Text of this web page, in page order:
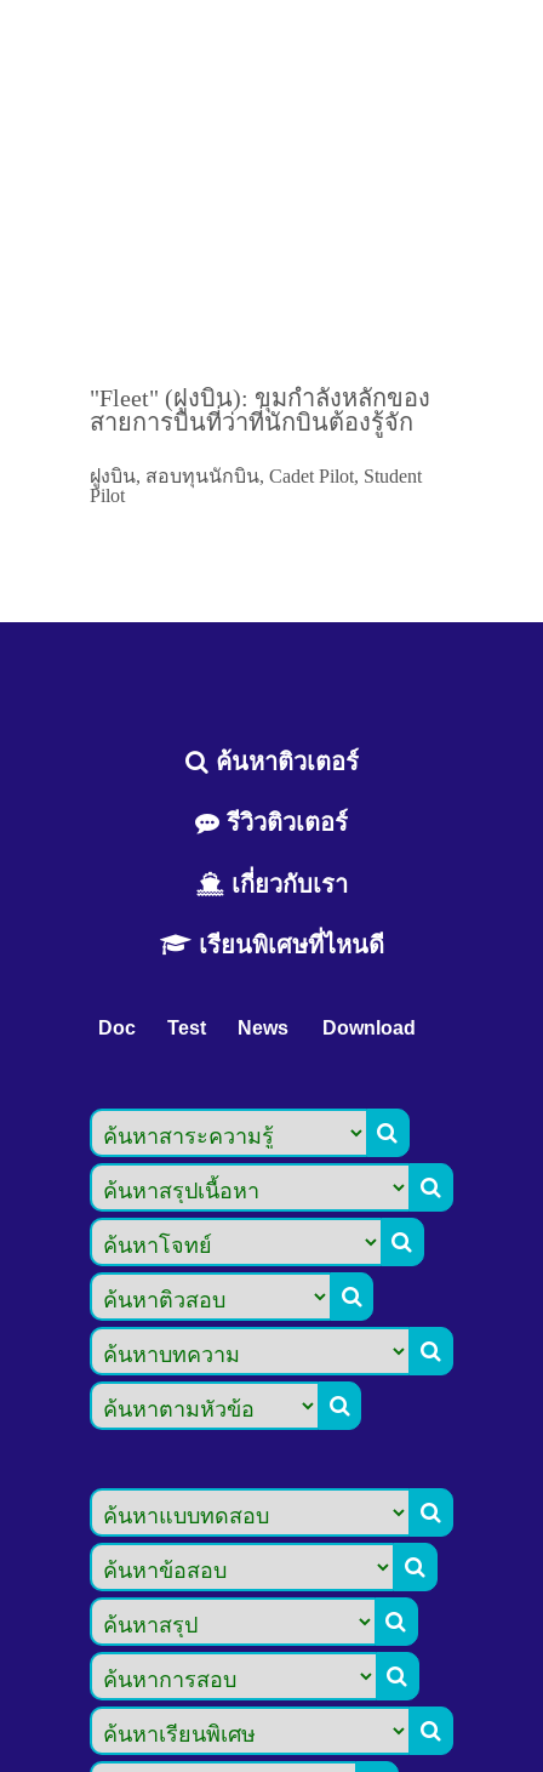
"Fleet" (ฝูงบิน): ขุมกำลังหลักของ
สายการบินที่ว่าที่นักบินต้องรู้จัก
ฝูงบิน, สอบทุนนักบิน, Cadet Pilot, Student
Pilot
ค้นหาติวเตอร์
รีวิวติวเตอร์
เกี่ยวกับเรา
เรียนพิเศษที่ไหนดี
Doc Test News Download










